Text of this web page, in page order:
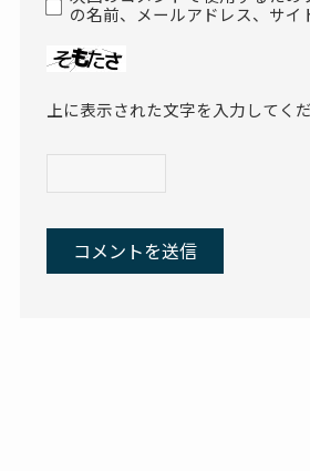
の名前、メールアドレス、サイ
上に表示された文字を入力してくだ